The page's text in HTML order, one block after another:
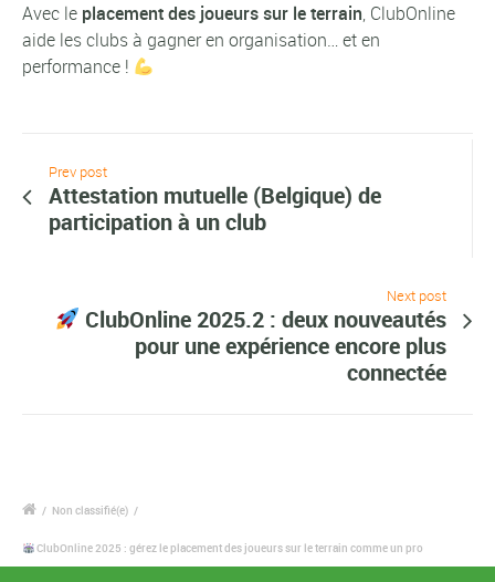
Avec le placement des joueurs sur le terrain, ClubOnline
aide les clubs à gagner en organisation… et en
performance !
Prev post
Attestation mutuelle (Belgique) de
participation à un club
Next post
ClubOnline 2025.2 : deux nouveautés
pour une expérience encore plus
connectée
/ Non classifié(e) /
ClubOnline 2025 : gérez le placement des joueurs sur le terrain comme un pro